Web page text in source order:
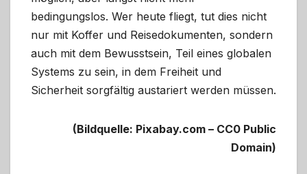
bedingungslos. Wer heute fliegt, tut dies nicht
nur mit Koffer und Reisedokumenten, sondern
auch mit dem Bewusstsein, Teil eines globalen
Systems zu sein, in dem Freiheit und
Sicherheit sorgfältig austariert werden müssen.
(Bildquelle: Pixabay.com – CC0 Public
Domain)